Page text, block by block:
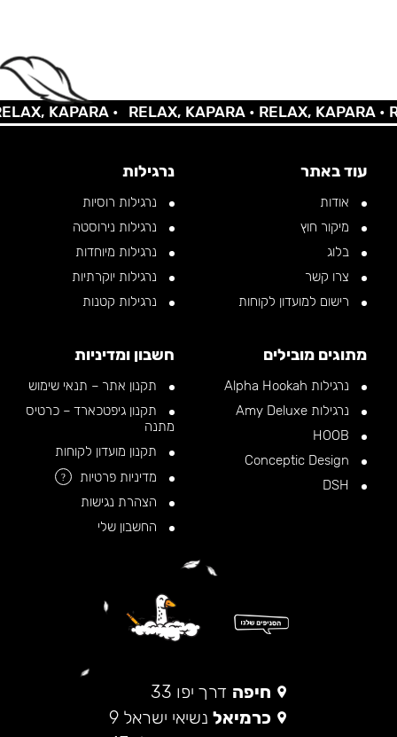
KAPARA • RELAX, KAPARA •RELAX, KAPARA •
עוד באתר
אודות
מיקור חוץ
בלוג
צרו קשר
רישום למועדון לקוחות
נרגילות
נרגילות רוסיות
נרגילות נירוסטה
נרגילות מיוחדות
נרגילות יוקרתיות
נרגילות קטנות
מתוגים מובילים
נרגילות Alpha Hookah
נרגילות Amy Deluxe
חשבון ומדיניות
תקנון אתר – תנאי שימוש
תקנון גיפטכארד – כרטיס
מתנה
תקנון מועדון לקוחות
מדיניות פרטיות
?
הצהרת נגישות
החשבון שלי
חיפה דרך יפו 33
כרמיאל נשיאי ישראל 9